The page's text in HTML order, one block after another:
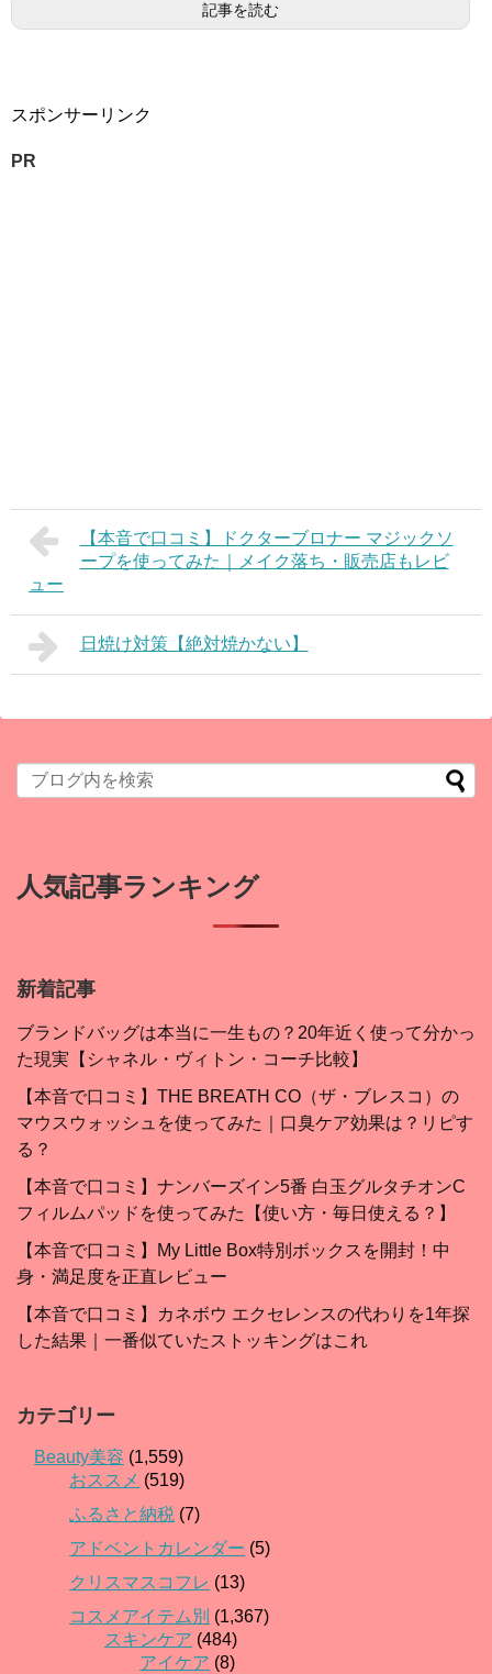
記事を読む
スポンサーリンク
PR
【本音で口コミ】ドクターブロナー マジックソ
ープを使ってみた｜メイク落ち・販売店もレビ
ュー
日焼け対策【絶対焼かない】
人気記事ランキング
新着記事
ブランドバッグは本当に一生もの？20年近く使って分かっ
た現実【シャネル・ヴィトン・コーチ比較】
【本音で口コミ】THE BREATH CO（ザ・ブレスコ）の
マウスウォッシュを使ってみた｜口臭ケア効果は？リピす
る？
【本音で口コミ】ナンバーズイン5番 白玉グルタチオンC
フィルムパッドを使ってみた【使い方・毎日使える？】
【本音で口コミ】My Little Box特別ボックスを開封！中
身・満足度を正直レビュー
【本音で口コミ】カネボウ エクセレンスの代わりを1年探
した結果｜一番似ていたストッキングはこれ
カテゴリー
Beauty美容 (1,559)
おススメ (519)
ふるさと納税 (7)
アドベントカレンダー (5)
クリスマスコフレ (13)
コスメアイテム別 (1,367)
スキンケア (484)
アイケア (8)